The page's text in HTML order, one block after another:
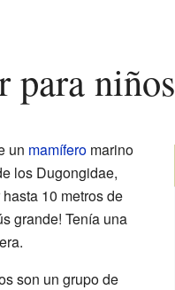
para niños
un mamíferomarino
los Dugongidae,
10 metros de
grande! Tenía una
son un grupo de